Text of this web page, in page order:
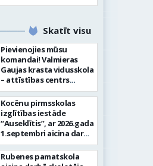
Skatīt visu
Pievienojies mūsu
komandai! Valmieras
Gaujas krasta vidusskola
– attīstības centrs
(adrese: Jumaras iela 9,
Valmiera) aicina darbā
SPECIĀLO PEDAGOGU
PIRMSSKOLĀ. Ja Tev ir
vēlme: Veikt bērnu
attīstības, mācīšanās un
speciālo vajadzību
izvērtēšanu savas
Kocēnu pirmsskolas
izglītības iestāde
“Auseklītis”, ar 2026.gada
1.septembri aicina darbā
radošu pirmsskolas
izglītības mūzikas
skolotāju (0,675 likmes,
Rubenes pamatskola